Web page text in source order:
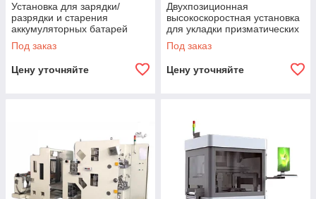
Установка для зарядки/
разрядки и старения
аккумуляторных батарей
Под заказ
Цену уточняйте
Двухпозиционная
высокоскоростная установка
для укладки призматических
ячеек
Под заказ
Цену уточняйте